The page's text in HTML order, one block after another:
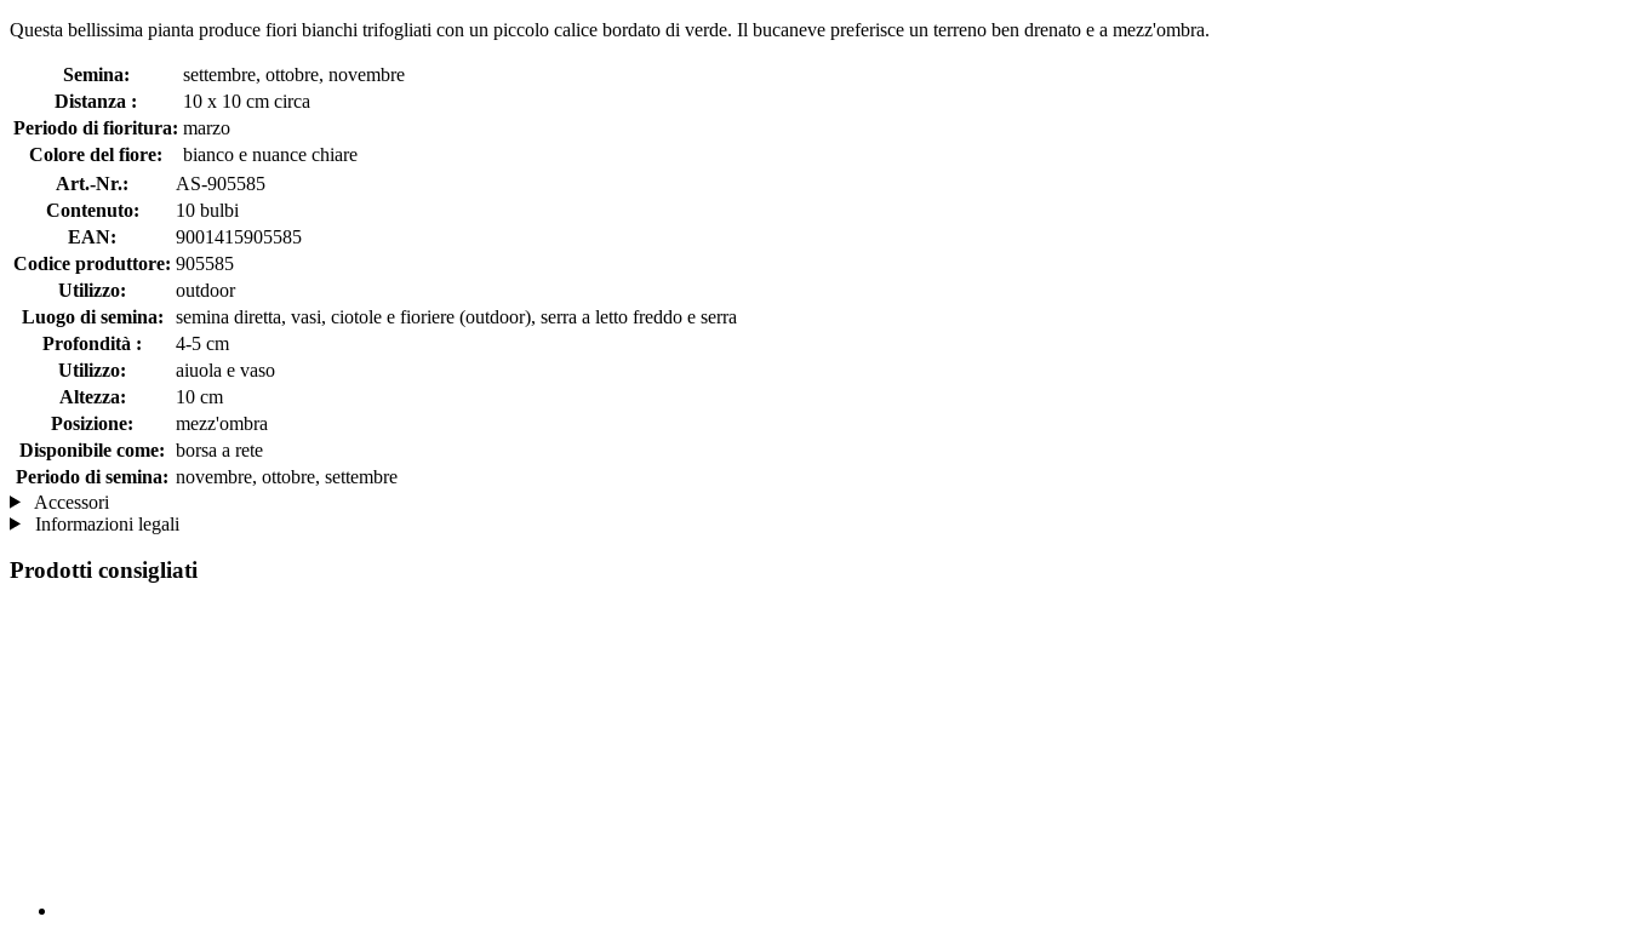
Questa bellissima pianta produce fiori bianchi trifogliati con un piccolo calice bordato di verde. Il bucaneve preferisce un terreno ben drenato e a mezz'ombra.
Semina:
settembre, ottobre, novembre
Distanza :
10 x 10 cm circa
Periodo di fioritura: marzo
Colore del fiore:
bianco e nuance chiare
Art.-Nr.:
AS-905585
Contenuto:
10 bulbi
EAN:
9001415905585
Codice produttore: 905585
Utilizzo:
outdoor
Luogo di semina:
semina diretta, vasi, ciotole e fioriere (outdoor), serra a letto freddo e serra
Profondità :
4-5 cm
Utilizzo:
aiuola e vaso
Altezza:
10 cm
Posizione:
mezz'ombra
Disponibile come: borsa a rete
Periodo di semina: novembre, ottobre, settembre
Accessori
Informazioni legali
Prodotti consigliati